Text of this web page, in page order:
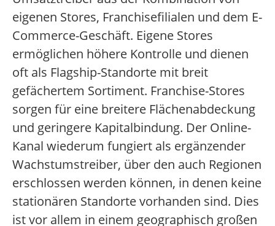
eigenen Stores, Franchisefilialen und dem E-
Commerce-Geschäft. Eigene Stores
ermöglichen höhere Kontrolle und dienen
oft als Flagship-Standorte mit breit
gefächertem Sortiment. Franchise-Stores
sorgen für eine breitere Flächenabdeckung
und geringere Kapitalbindung. Der Online-
Kanal wiederum fungiert als ergänzender
Wachstumstreiber, über den auch Regionen
erschlossen werden können, in denen keine
stationären Standorte vorhanden sind. Dies
ist vor allem in einem geographisch großen